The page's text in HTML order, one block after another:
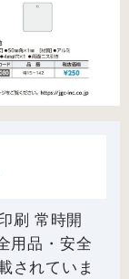
刷 常時開
用品・安全
されていま